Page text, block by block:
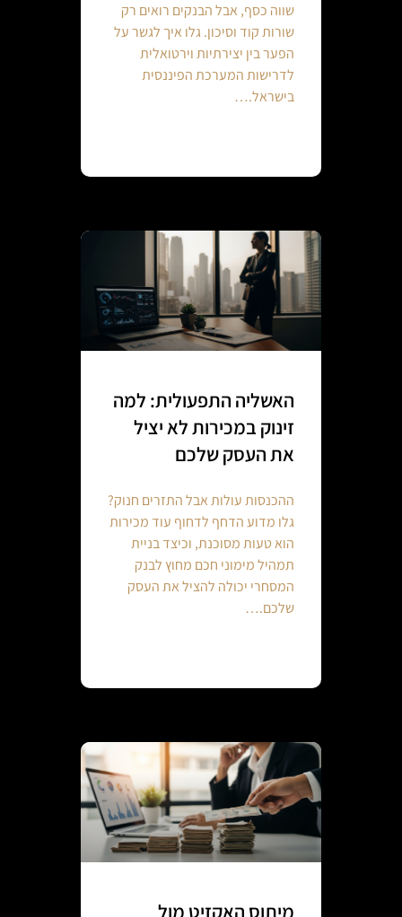
שווה כסף, אבל הבנקים רואים רק
שורות קוד וסיכון. גלו איך לגשר על
הפער בין יצירתיות וירטואלית
לדרישות המערכת הפיננסית
בישראל.…
האשליה התפעולית: למה
זינוק במכירות לא יציל
את העסק שלכם
ההכנסות עולות אבל התזרים חנוק?
גלו מדוע הדחף לדחוף עוד מכירות
הוא טעות מסוכנת, וכיצד בניית
תמהיל מימוני חכם מחוץ לבנק
המסחרי יכולה להציל את העסק
שלכם.…
מיתוס האקזיט מול